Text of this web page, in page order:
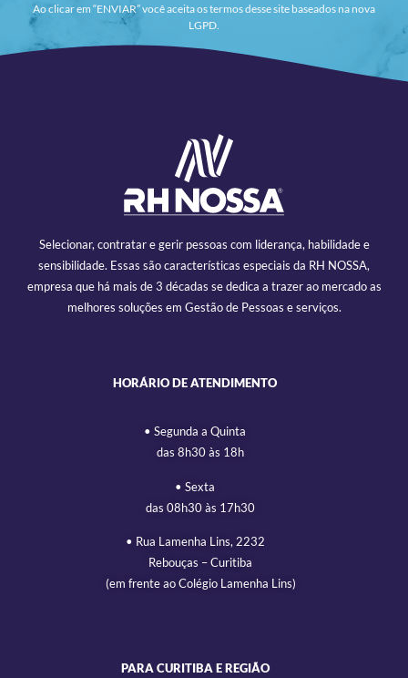
Ao clicar em “ENVIAR” você aceita os termos desse site baseados na nova
LGPD.
Selecionar, contratar e gerir pessoas com liderança, habilidade e
sensibilidade. Essas são características especiais da RH NOSSA,
empresa que há mais de 3 décadas se dedica a trazer ao mercado as
melhores soluções em Gestão de Pessoas e serviços.
HORÁRIO DE ATENDIMENTO
• Segunda a Quinta
das 8h30 às 18h
• Sexta
das 08h30 às 17h30
• Rua Lamenha Lins, 2232
Rebouças – Curitiba
(em frente ao Colégio Lamenha Lins)
PARA CURITIBA E REGIÃO